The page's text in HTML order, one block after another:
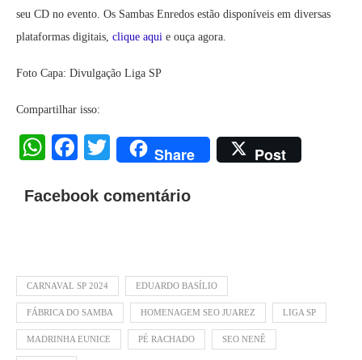
seu CD no evento. Os Sambas Enredos estão disponíveis em diversas
plataformas digitais, clique aqui e ouça agora.
Foto Capa: Divulgação Liga SP
Compartilhar isso:
WhatsApp
Facebook
Twitter
Share Post
Facebook comentário
CARNAVAL SP 2024 EDUARDO BASÍLIO
FÁBRICA DO SAMBA HOMENAGEM SEO JUAREZ LIGA SP
MADRINHA EUNICE PÉ RACHADO SEO NENÊ